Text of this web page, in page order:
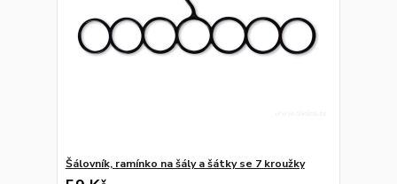
Šálovník, ramínko na šály a šátky se 7 kroužky